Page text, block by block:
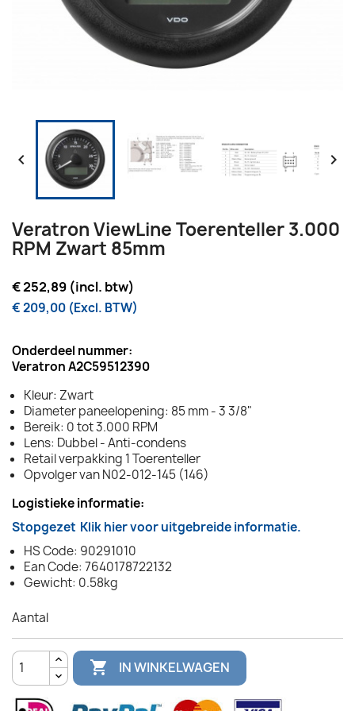
 
Veratron ViewLine Toerenteller 3.000
RPM Zwart 85mm
€ 252,89 (incl. btw)
€ 209,00 (Excl. BTW)
Onderdeel nummer:
Veratron A2C59512390
Kleur: Zwart
Diameter paneelopening: 85 mm - 3 3/8"
Bereik: 0 tot 3.000 RPM
Lens: Dubbel - Anti-condens
Retail verpakking 1 Toerenteller
Opvolger van N02-012-145 (146)
Logistieke informatie:
Stopgezet Klik hier voor uitgebreide informatie.
HS Code: 90291010
Ean Code: 7640178722132
Gewicht: 0.58kg
Aantal
 IN WINKELWAGEN